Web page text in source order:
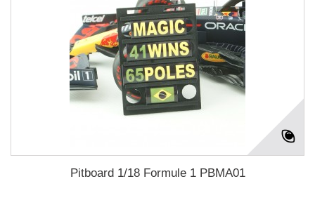
Pitboard 1/18 Formule 1 PBMA01